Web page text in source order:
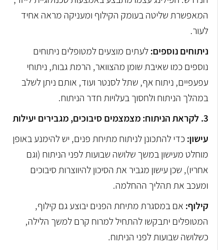
המאפשרת שליטה בעומק הקילוף ומעניקה מראה אחיד
לעור.
ניתוחים נוספים:לעתים מוצעים למטופלים ניתוחים
נוספים כמו שאיבת שומן מהצוואר, הרמת גבות, ניתוחי
עפעפיים, ניתוח אף, שתל לסנטר ועוד, אותם ניתן לשלב
במהלך הניתוח ולחסוך בעלויות חדר הניתוח.
3. לקראת הניתוח: מצמצמים סיבוכים, מגבירים יעילות
עישון:כדי להתכונן לניתוח מתיחת פנים, יש להימנע באופן
מוחלט מעישון במשך שלושה שבועות לפני הניתוח (וגם
אחריו), שכן עישון מגביר את הסיכון להיווצרות סיבוכים
ומעכב את תהליך ההחלמה.
קילוף: אם במסגרת מתיחת הפנים יבוצע גם קילוף,
המטופלים יתבקשו להתחיל למרוח קרם למשך הלילה,
כשלושה שבועות לפני הניתוח.